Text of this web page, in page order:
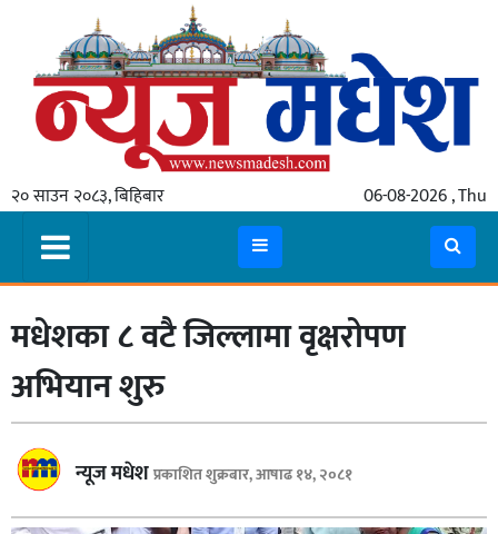
२० साउन २०८३, बिहिबार 06-08-2026 , Thu
गृहपृष्ठ
स्थानीय
प्रदेश
मधेश
प्रदेश
लुम्बिनी
गण्डकी
बागमती
मधेशका ८ वटै जिल्लामा वृक्षरोपण
अभियान शुरु
न्यूज मधेशप्रकाशित शुक्रबार, आषाढ १४, २०८१